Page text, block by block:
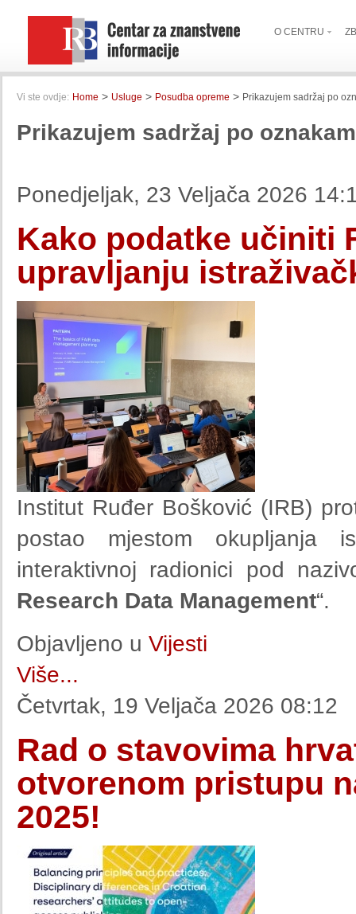
O CENTRU
Vi ste ovdje: Home > Usluge > Posudba opreme > Prikazujem sadržaj po
Prikazujem sadržaj po
Ponedjeljak, 23 Veljača 2026
Kako podatke učiniti
upravljanju
Institut Ruđer Bošković (IRB)
postao mjestom okupljanja
interaktivnoj radionici pod
Research Data Management“.
Objavljeno u Vijesti
Više...
Četvrtak, 19 Veljača 2026 08:12
Rad o stavovima
otvorenom pristupu
2025!